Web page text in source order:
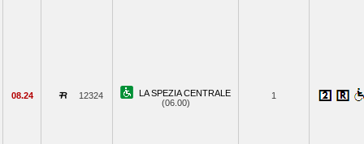
08.24 12324
LA SPEZIA CENTRALE
(06.00)
1